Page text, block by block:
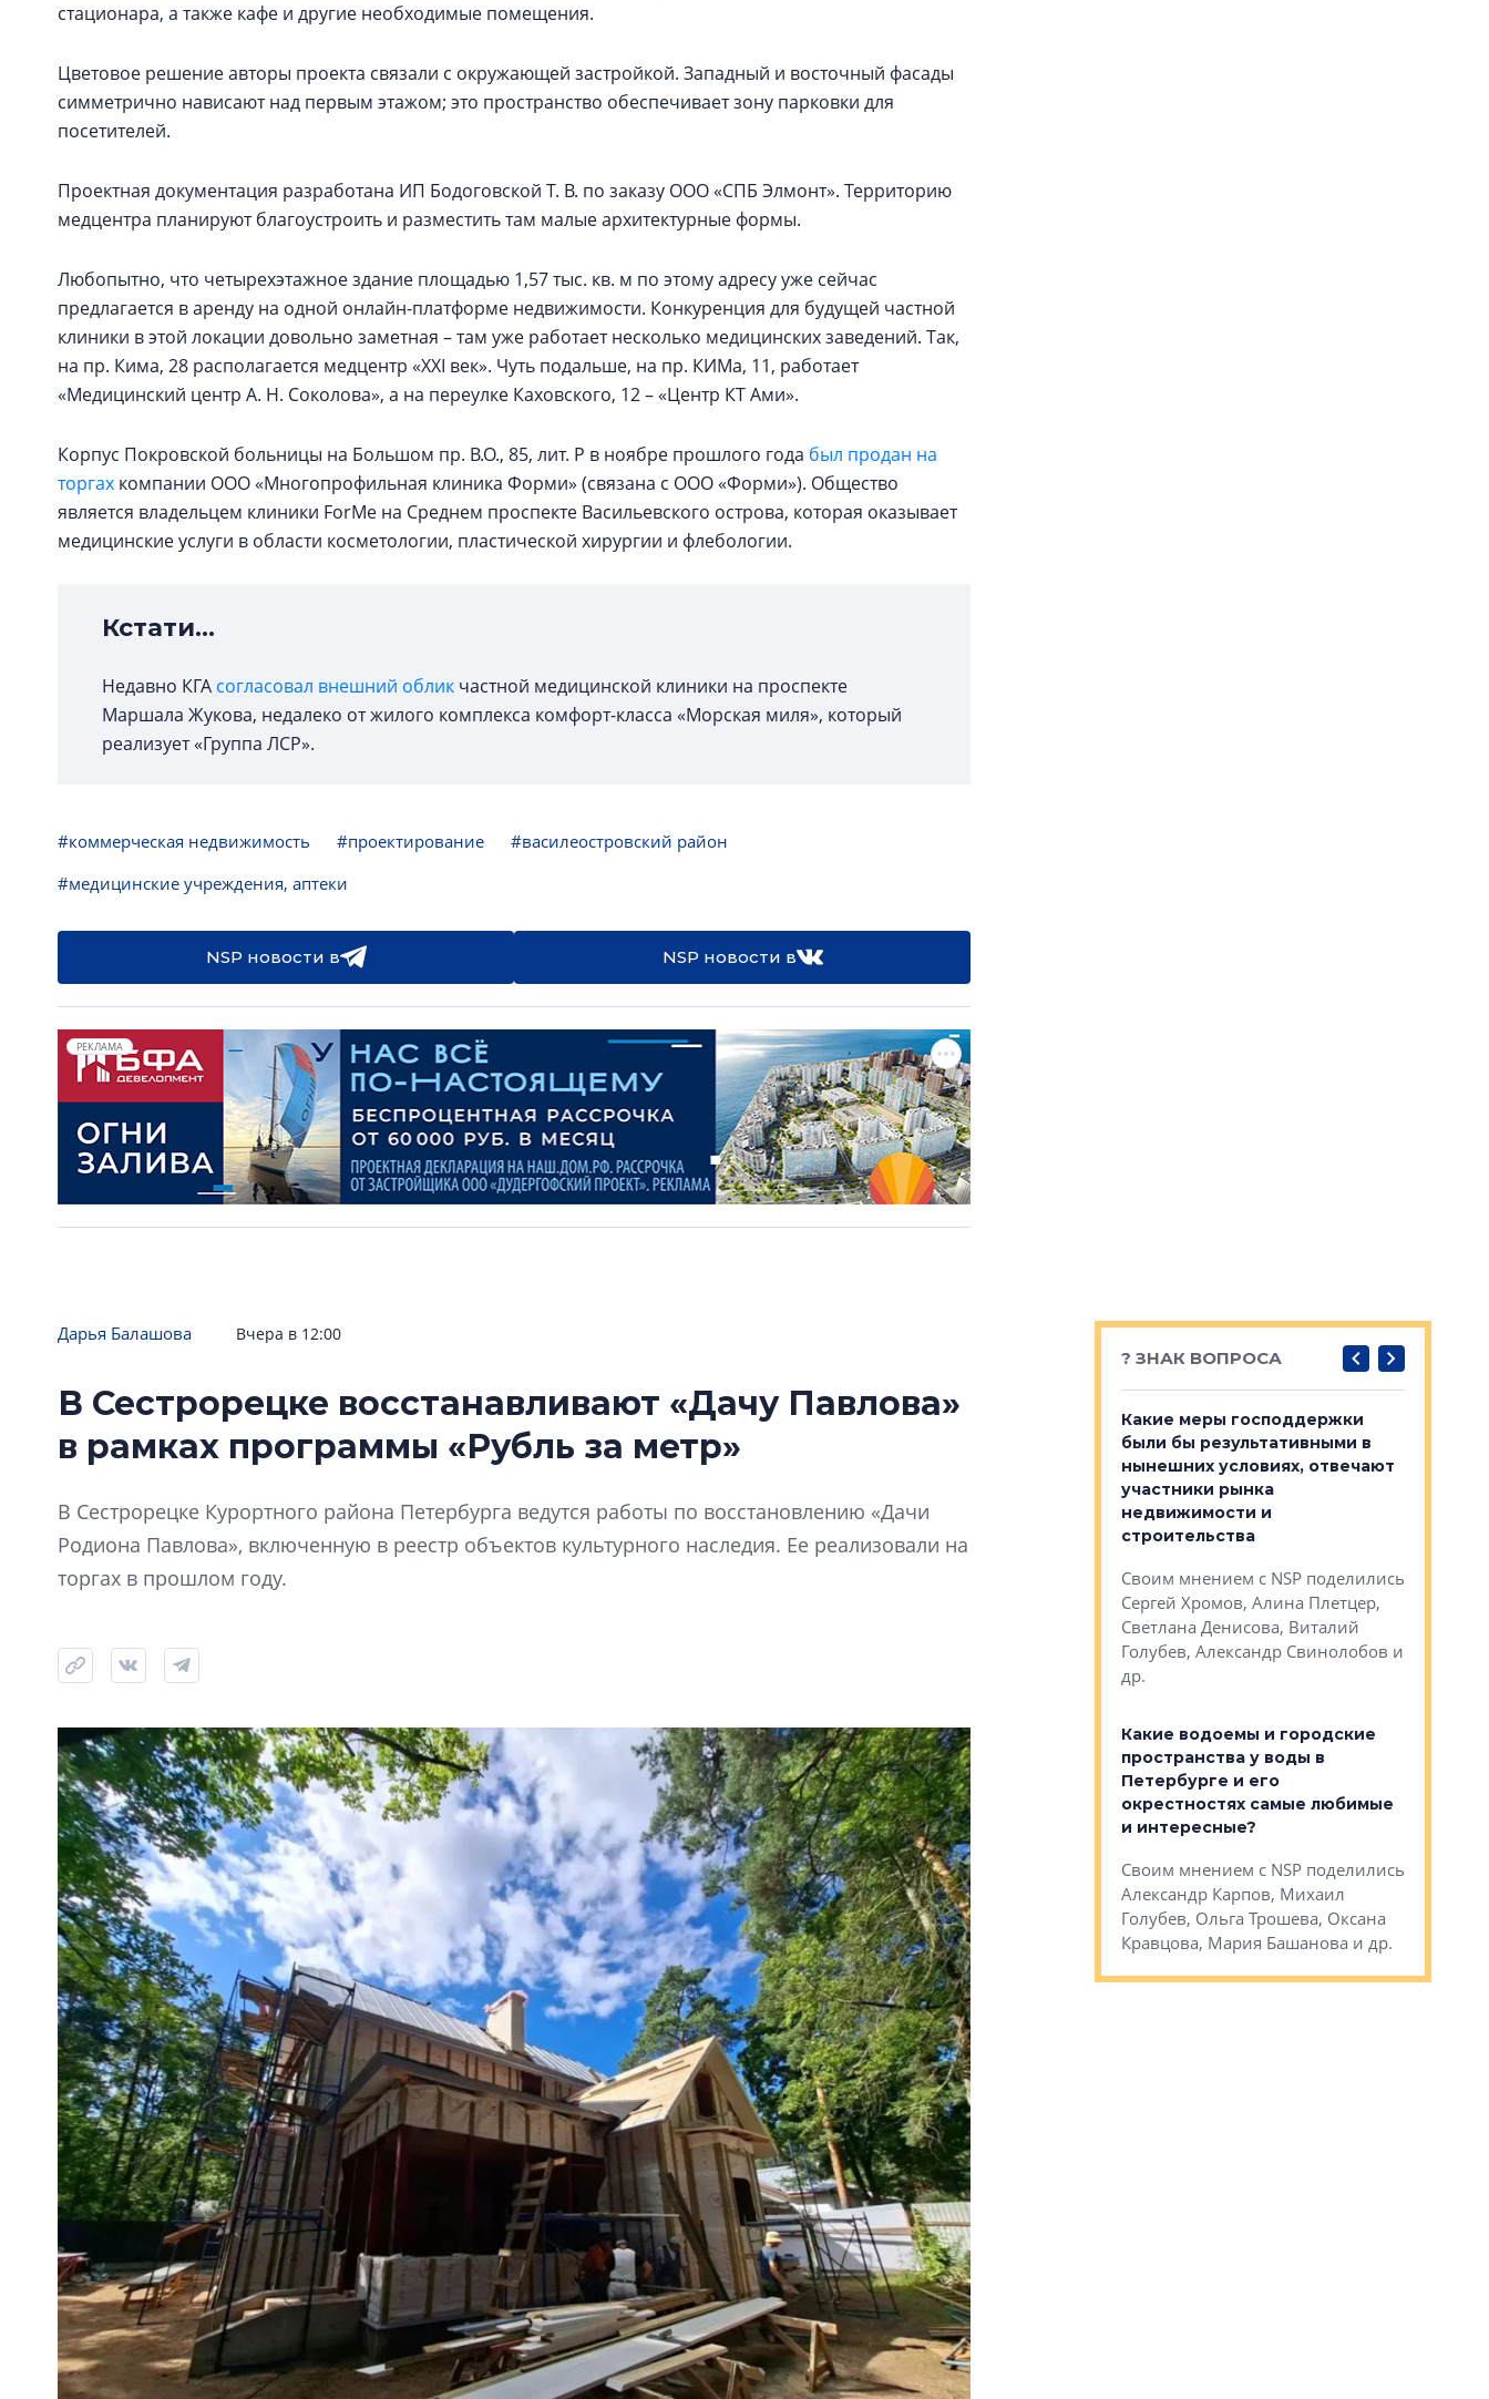
стационара, а также кафе и другие необходимые помещения.
Цветовое решение авторы проекта связали с окружающей застройкой. Западный и восточный фасады
симметрично нависают над первым этажом; это пространство обеспечивает зону парковки для
посетителей.
Проектная документация разработана ИП Бодоговской Т. В. по заказу ООО «СПБ Элмонт». Территорию
медцентра планируют благоустроить и разместить там малые архитектурные формы.
Любопытно, что четырехэтажное здание площадью 1,57 тыс. кв. м по этому адресу уже сейчас
предлагается в аренду на одной онлайн-платформе недвижимости. Конкуренция для будущей частной
клиники в этой локации довольно заметная – там уже работает несколько медицинских заведений. Так,
на пр. Кима, 28 располагается медцентр «XXI век». Чуть подальше, на пр. КИМа, 11, работает
«Медицинский центр А. Н. Соколова», а на переулке Каховского, 12 – «Центр КТ Ами».
Корпус Покровской больницы на Большом пр. В.О., 85, лит. Р в ноябре прошлого года был продан на
торгах компании ООО «Многопрофильная клиника Форми» (связана с ООО «Форми»). Общество
является владельцем клиники ForMe на Среднем проспекте Васильевского острова, которая оказывает
медицинские услуги в области косметологии, пластической хирургии и флебологии.
Кстати...
Недавно КГА согласовал внешний облик частной медицинской клиники на проспекте
Маршала Жукова, недалеко от жилого комплекса комфорт-класса «Морская миля», который
реализует «Группа ЛСР».
#коммерческая недвижимость #проектирование
#василеостровский район
#медицинские учреждения, аптеки
NSP новости в NSP новости в
РЕКЛАМА
Дарья Балашова Вчера в 12:00
В Сестрорецке восстанавливают «Дачу Павлова»
в рамках программы «Рубль за метр»
В Сестрорецке Курортного района Петербурга ведутся работы по восстановлению «Дачи
Родиона Павлова», включенную в реестр объектов культурного наследия. Ее реализовали на
торгах в прошлом году.
? ЗНАК ВОПРОСА
Разрыв цен между первичкой и
Разрыв цен между первичкой и
рынка? Своим мнением об этом
специальности и компетенции
в сфере девелопмента и
строительства?
Своим мнением с NSP поделились
Валентина Калинина, Анжелика
Альшаева, Александр
Свинолобов, Александр Кравцов,
Кирилл Кудинов и др.
Какие меры господдержки
были бы результативными в
нынешних условиях, отвечают
участники рынка
недвижимости и
строительства
Своим мнением с NSP поделились
Сергей Хромов, Алина Плетцер,
Светлана Денисова, Виталий
Голубев, Александр Свинолобов и
др.
Какие водоемы и городские
пространства у воды в
Петербурге и его
окрестностях самые любимые
и интересные?
Своим мнением с NSP поделились
Александр Карпов, Михаил
Голубев, Ольга Трошева, Оксана
Кравцова, Мария Башанова и др.